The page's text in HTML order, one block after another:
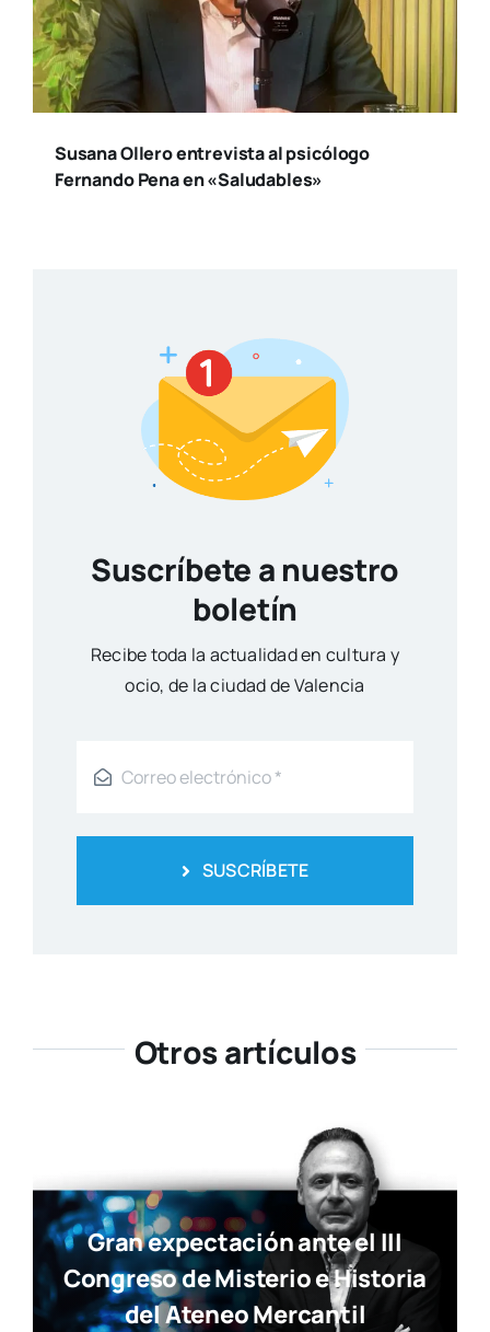
Susana Ollero entrevista al psicólogo
Fernando Pena en «Saludables»
Suscríbete a nuestro
boletín
Reci­be toda la actua­li­dad en cul­tu­ra y
ocio, de la ciu­dad de Valen­cia
SUSCRÍBETE
Otros artículos
Gran expectación ante el III
Congreso de Misterio e Historia
del Ateneo Mercantil